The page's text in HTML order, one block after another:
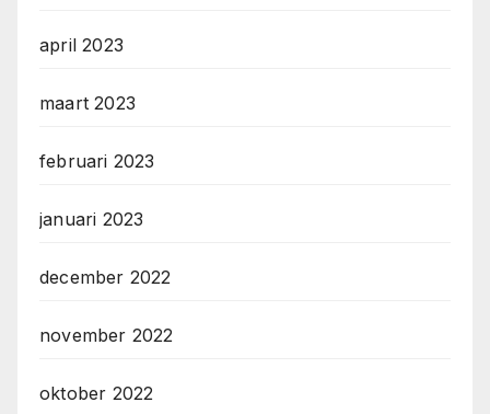
april 2023
maart 2023
februari 2023
januari 2023
december 2022
november 2022
oktober 2022